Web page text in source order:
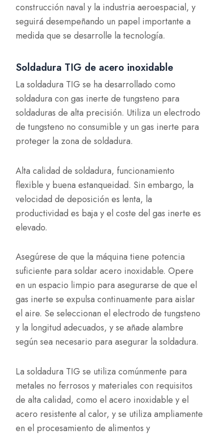
construcción naval y la industria aeroespacial, y
seguirá desempeñando un papel importante a
medida que se desarrolle la tecnología.
Soldadura TIG de acero inoxidable
La soldadura TIG se ha desarrollado como
soldadura con gas inerte de tungsteno para
soldaduras de alta precisión. Utiliza un electrodo
de tungsteno no consumible y un gas inerte para
proteger la zona de soldadura.
Alta calidad de soldadura, funcionamiento
flexible y buena estanqueidad. Sin embargo, la
velocidad de deposición es lenta, la
productividad es baja y el coste del gas inerte es
elevado.
Asegúrese de que la máquina tiene potencia
suficiente para soldar acero inoxidable. Opere
en un espacio limpio para asegurarse de que el
gas inerte se expulsa continuamente para aislar
el aire. Se seleccionan el electrodo de tungsteno
y la longitud adecuados, y se añade alambre
según sea necesario para asegurar la soldadura.
La soldadura TIG se utiliza comúnmente para
metales no ferrosos y materiales con requisitos
de alta calidad, como el acero inoxidable y el
acero resistente al calor, y se utiliza ampliamente
en el procesamiento de alimentos y